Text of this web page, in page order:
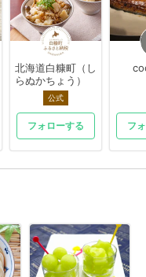
北海道白糠町（し
らぬかちょう）
公式
フォローする フ